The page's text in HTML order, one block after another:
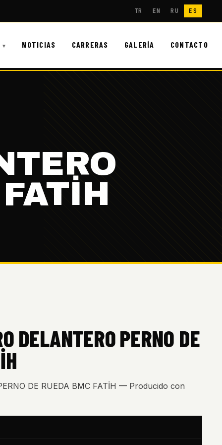
TR EN RU ES
NOTICIAS CARRERAS GALERÍA CONTACTO
DELANTERO PERNO DE
DE RUEDA BMC FATİH — Producido con